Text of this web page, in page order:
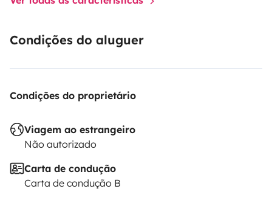
Condições do aluguer
Condições do proprietário
Viagem ao estrangeiro
Não autorizado
Carta de condução
Carta de condução B